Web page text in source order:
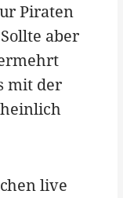
Piraten
aber
mit der
live